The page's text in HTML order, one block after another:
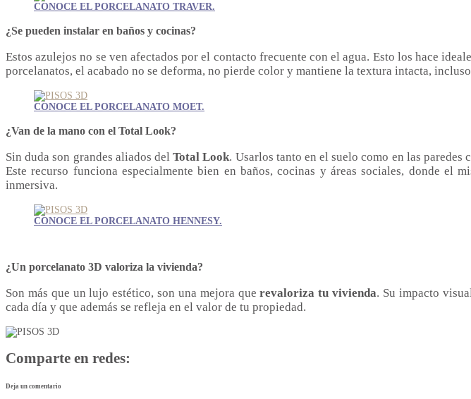
CONOCE EL PORCELANATO TRAVER.
¿Se pueden instalar en baños y cocinas?
Estos azulejos no se ven afectados por el contacto frecuente con el agua. Esto los hace
porcelanatos, el acabado no se deforma, no pierde color y mantiene la textura intacta,
CONOCE EL PORCELANATO MOET.
¿Van de la mano con el Total Look?
Sin duda son grandes aliados delTotal Look. Usarlos tanto en el suelo como en las
Este recurso funciona especialmente bien en baños, cocinas y áreas sociales, donde el
inmersiva.
CONOCE EL PORCELANATO HENNESY.
¿Un porcelanato 3D valoriza la vivienda?
Son más que un lujo estético, son una mejora querevaloriza tu vivienda. Su impacto
cada día y que además se refleja en el valor de tu propiedad.
Comparte en redes:
Deja un comentario